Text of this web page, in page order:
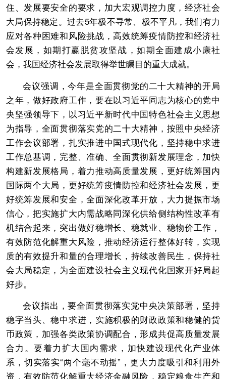
住、发展要安全的要求，加大宏观调控力度，经济社会
大局保持稳定。过去5年极不寻常、极不平凡，我们有力
应对各种困难和风险挑战，高效统筹疫情防控和经济社
会发展，如期打赢脱贫攻坚战，如期全面建成小康社
会，我国经济社会发展取得举世瞩目的重大成就。
会议强调，今年是全面贯彻党的二十大精神的开局
之年，做好政府工作，要在以习近平同志为核心的党中
央坚强领导下，以习近平新时代中国特色社会主义思想
为指导，全面贯彻落实党的二十大精神，按照中央经济
工作会议部署，扎实推进中国式现代化，坚持稳中求进
工作总基调，完整、准确、全面贯彻新发展理念，加快
构建新发展格局，着力推动高质量发展，更好统筹国内
国际两个大局，更好统筹疫情防控和经济社会发展，更
好统筹发展和安全，全面深化改革开放，大力提振市场
信心，把实施扩大内需战略同深化供给侧结构性改革有
机结合起来，突出做好稳增长、稳就业、稳物价工作，
有效防范化解重大风险，推动经济运行整体好转，实现
质的有效提升和量的合理增长，持续改善民生，保持社
会大局稳定，为全面建设社会主义现代化国家开好局起
好步。
会议指出，要全面贯彻落实党中央决策部署，坚持
稳字当头、稳中求进，实施积极的财政政策和稳健的货
币政策，加强各类政策协调配合，形成共促高质量发展
合力。要着力扩大国内需求，加快建设现代化产业体
系，切实落实“两个毫不动摇”，更大力度吸引和利用外
资，有效防范化解重大经济金融风险，稳定粮食生产和